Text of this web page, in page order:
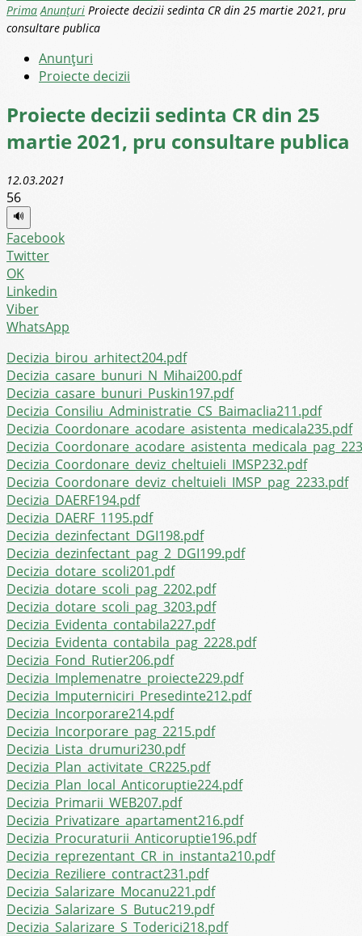
Prima Anunţuri Proiecte decizii sedinta CR din 25 martie 2021, pru
consultare publica
Anunţuri
Proiecte decizii
Proiecte decizii sedinta CR din 25
martie 2021, pru consultare publica
12.03.2021
56
🔊
Facebook
Twitter
OK
Linkedin
Viber
WhatsApp
Decizia_birou_arhitect204.pdf
Decizia_casare_bunuri_N_Mihai200.pdf
Decizia_casare_bunuri_Puskin197.pdf
Decizia_Consiliu_Administratie_CS_Baimaclia211.pdf
Decizia_Coordonare_acodare_asistenta_medicala235.pdf
Decizia_Coordonare_deviz_cheltuieli_IMSP232.pdf
Decizia_Coordonare_deviz_cheltuieli_IMSP_pag_2233.pdf
Decizia_DAERF194.pdf
Decizia_DAERF_1195.pdf
Decizia_dezinfectant_DGI198.pdf
Decizia_dezinfectant_pag_2_DGI199.pdf
Decizia_dotare_scoli201.pdf
Decizia_dotare_scoli_pag_2202.pdf
Decizia_dotare_scoli_pag_3203.pdf
Decizia_Evidenta_contabila227.pdf
Decizia_Evidenta_contabila_pag_2228.pdf
Decizia_Fond_Rutier206.pdf
Decizia_Implemenatre_proiecte229.pdf
Decizia_Imputerniciri_Presedinte212.pdf
Decizia_Incorporare214.pdf
Decizia_Incorporare_pag_2215.pdf
Decizia_Lista_drumuri230.pdf
Decizia_Plan_activitate_CR225.pdf
Decizia_Plan_local_Anticoruptie224.pdf
Decizia_Primarii_WEB207.pdf
Decizia_Privatizare_apartament216.pdf
Decizia_Procuraturii_Anticoruptie196.pdf
Decizia_reprezentant_CR_in_instanta210.pdf
Decizia_Reziliere_contract231.pdf
Decizia_Salarizare_Mocanu221.pdf
Decizia_Salarizare_S_Butuc219.pdf
Decizia_Salarizare_S_Toderici218.pdf